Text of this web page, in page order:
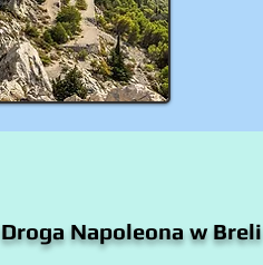
Droga Napoleona w Breli